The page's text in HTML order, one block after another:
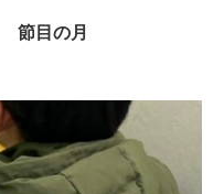
節目の月